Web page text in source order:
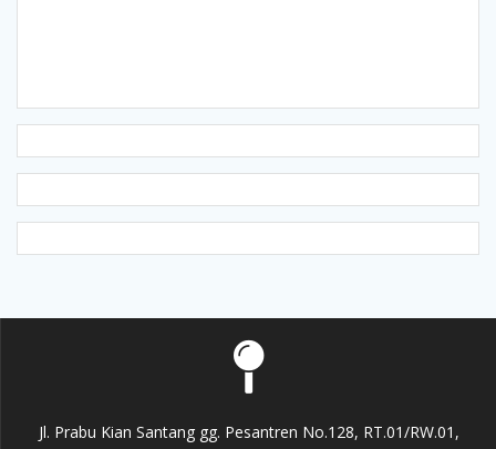
Jl. Prabu Kian Santang gg. Pesantren No.128, RT.01/RW.01,